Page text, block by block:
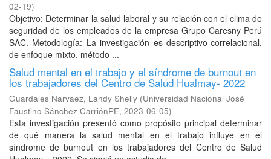
02-19)
Objetivo: Determinar la salud laboral y su relación con el clima de
seguridad de los empleados de la empresa Grupo Caresny Perú
SAC. Metodología: La investigación es descriptivo-correlacional,
de enfoque mixto, método ...
Salud mental en el trabajo y el síndrome de burnout en
los trabajadores del Centro de Salud Hualmay- 2022
Guardales Narvaez, Landy Shelly (Universidad Nacional José
Faustino Sánchez CarriónPE, 2023-06-05)
Esta investigación presentó como propósito principal determinar
de qué manera la salud mental en el trabajo influye en el
síndrome de burnout en los trabajadores del Centro de Salud